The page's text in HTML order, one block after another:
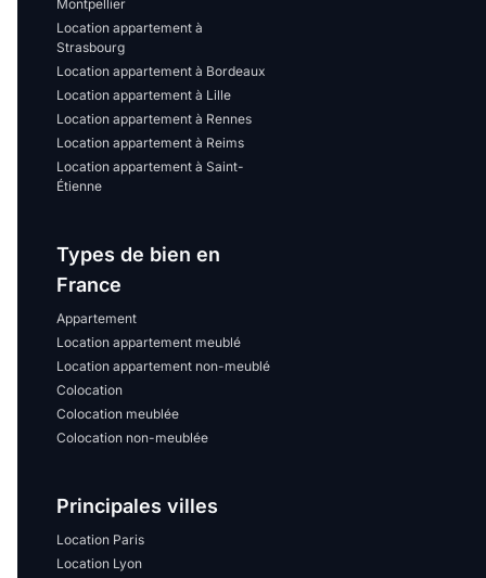
Montpellier
Location appartement à
Strasbourg
Location appartement à Bordeaux
Location appartement à Lille
Location appartement à Rennes
Location appartement à Reims
Location appartement à Saint-
Étienne
Types de bien en
France
Appartement
Location appartement meublé
Location appartement non-meublé
Colocation
Colocation meublée
Colocation non-meublée
Principales villes
Location Paris
Location Lyon